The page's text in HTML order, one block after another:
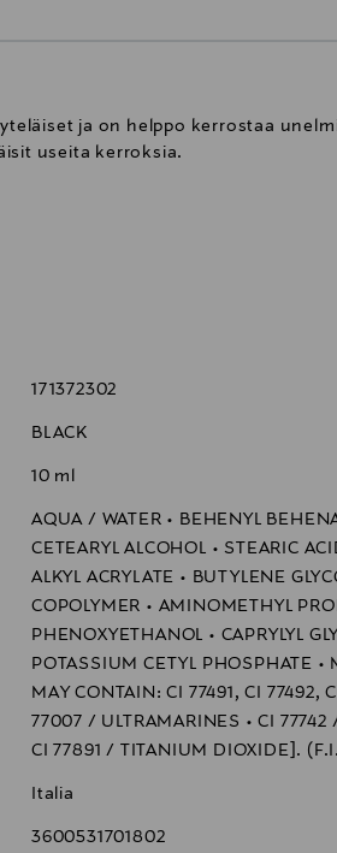
ja on helppo kerrostaa
useita kerroksia.
kunnes olet saavuttanut haluamasi
171372302
BLACK
10 ml
AQUA / WATER • BEHENYL
CETEARYL ALCOHOL • STEARIC
ALKYL ACRYLATE • BUTYLENE
COPOLYMER • AMINOMETHYL
PHENOXYETHANOL • CAPRYLYL
POTASSIUM CETYL PHOSPHATE
MAY CONTAIN: CI 77491, CI 77492,
77007 / ULTRAMARINES • CI 77742
CI 77891 / TITANIUM DIOXIDE].
Italia
3600531701802